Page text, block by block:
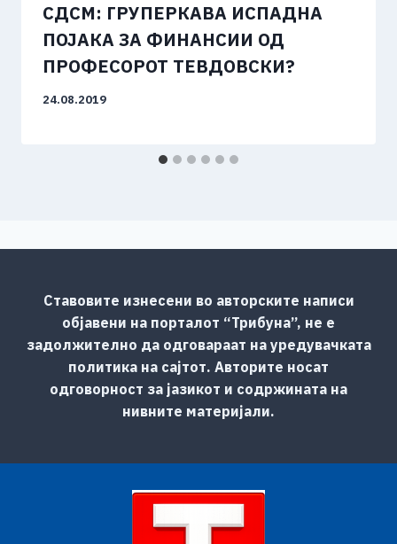
СДСМ: ГРУПЕРКАВА ИСПАДНА
ПОЈАКА ЗА ФИНАНСИИ ОД
ПРОФЕСОРОТ ТЕВДОВСКИ?
24.08.2019
Ставовите изнесени во авторските написи
објавени на порталот “Трибуна”, не е
задолжително да одговараат на уредувачката
политика на сајтот. Авторите носат
одговорност за јазикот и содржината на
нивните материјали.